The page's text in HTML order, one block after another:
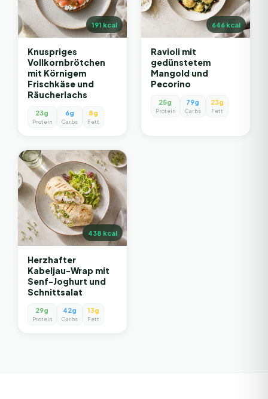
191 kcal
Knuspriges
Vollkornbrötchen
mit Körnigem
Frischkäse und
Räucherlachs
23g
Protein
6g
Carbs
8g
Fett
646kcal
Ravioli mit
gedünstetem
Mangold und
Pecorino
25g
Protein
79g
Carbs
23g
Fett
438 kcal
Herzhafter
Kabeljau-Wrap mit
Senf-Joghurt und
Schnittsalat
29g
Protein
42g
Carbs
13g
Fett